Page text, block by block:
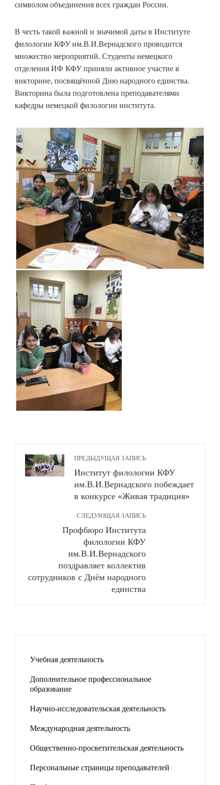
символом объединения всех граждан России.
В честь такой важной и значимой даты в Институте
филологии КФУ им.В.И.Вернадского проводится
множество мероприятий. Студенты немецкого
отделения ИФ КФУ приняли активное участие в
викторине, посвящённой Дню народного единства.
Викторина была подготовлена преподавателями
кафедры немецкой филологии института.
ПРЕДЫДУЩАЯ ЗАПИСЬ
Институт филологии КФУ
им.В.И.Вернадского побеждает
в конкурсе «Живая традиция»
СЛЕДУЮЩАЯ ЗАПИСЬ
Профбюро Института
филологии КФУ
им.В.И.Вернадского
поздравляет коллектив
сотрудников с Днём народного
единства
Учебная деятельность
Дополнительное профессиональное
образование
Научно-исследовательская деятельность
Международная деятельность
Общественно-просветительская деятельность
Персональные страницы преподавателей